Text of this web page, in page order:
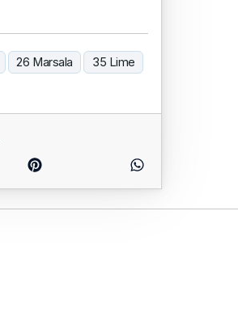
26 Marsala
35 Lime